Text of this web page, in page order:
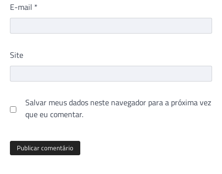
E-mail *
Site
Salvar meus dados neste navegador para a próxima vez
que eu comentar.